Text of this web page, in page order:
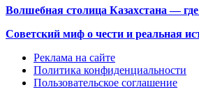
Волшебная столица Казахстана —
Советский миф о чести и реальная
Реклама на сайте
Политика конфиденциальности
Пользовательское соглашение